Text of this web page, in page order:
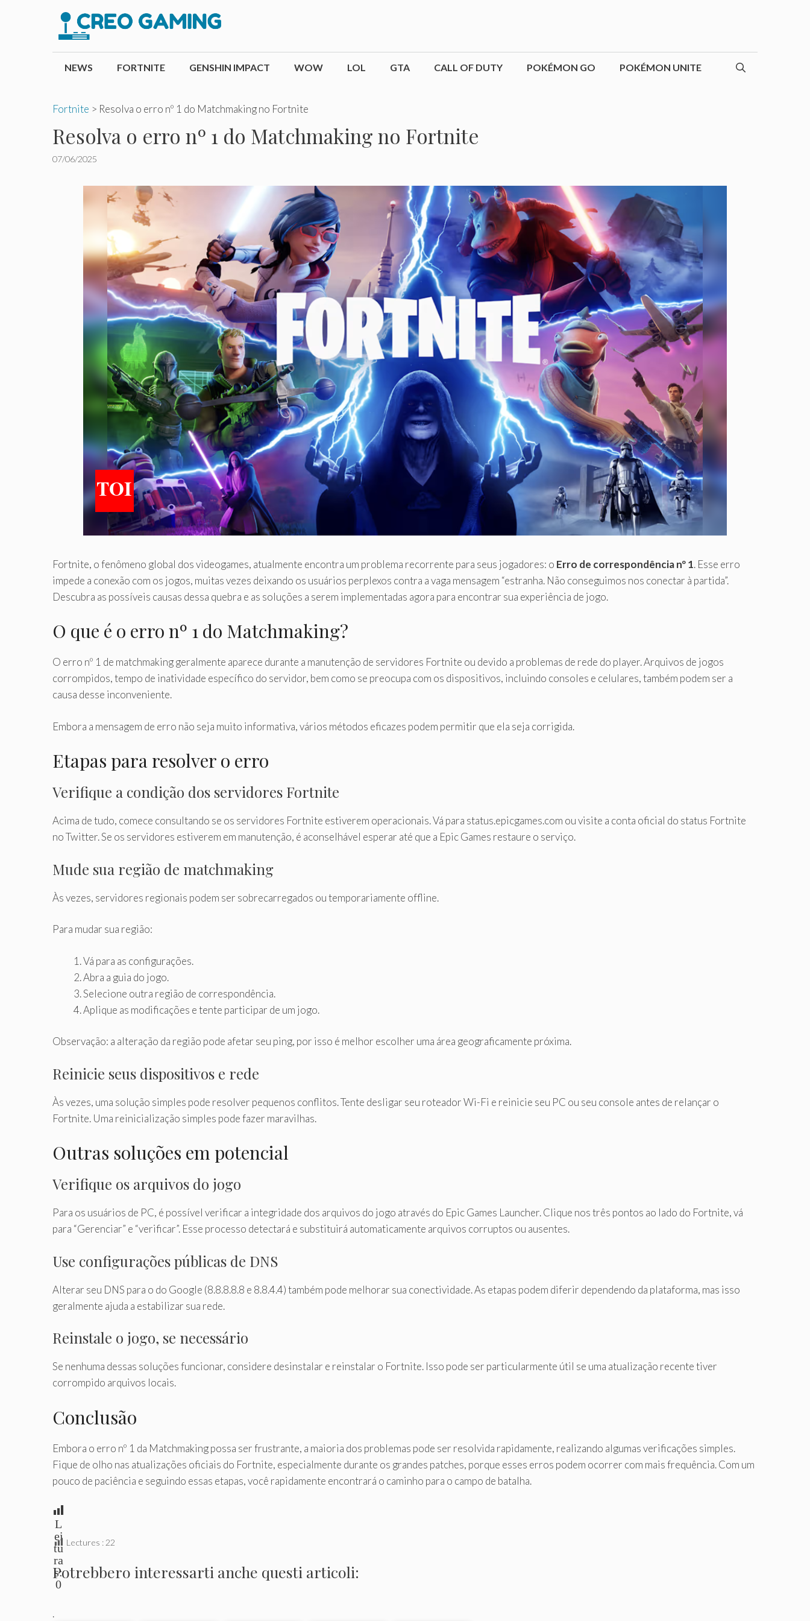
conteúdo
NEWS FORTNITE GENSHIN IMPACT WOW LOL GTA CALL OF DUTY POKÉMON GO POKÉMON UNITE
Fortnite > Resolva o erro nº 1 do Matchmaking no Fortnite
Resolva o erro nº 1 do Matchmaking no Fortnite
07/06/2025
Fortnite, o fenômeno global dos videogames, atualmente encontra um problema recorrente para seus jogadores: o Erro de correspondência nº 1. Esse erro
impede a conexão com os jogos, muitas vezes deixando os usuários perplexos contra a vaga mensagem “estranha. Não conseguimos nos conectar à partida”.
Descubra as possíveis causas dessa quebra e as soluções a serem implementadas agora para encontrar sua experiência de jogo.
O que é o erro nº 1 do Matchmaking?
O erro nº 1 de matchmaking geralmente aparece durante a manutenção de servidores Fortnite ou devido a problemas de rede do player. Arquivos de jogos
corrompidos, tempo de inatividade específico do servidor, bem como se preocupa com os dispositivos, incluindo consoles e celulares, também podem ser a
causa desse inconveniente.
Embora a mensagem de erro não seja muito informativa, vários métodos eficazes podem permitir que ela seja corrigida.
Etapas para resolver o erro
Verifique a condição dos servidores Fortnite
Acima de tudo, comece consultando se os servidores Fortnite estiverem operacionais. Vá para status.epicgames.com ou visite a conta oficial do status Fortnite
no Twitter. Se os servidores estiverem em manutenção, é aconselhável esperar até que a Epic Games restaure o serviço.
Mude sua região de matchmaking
Às vezes, servidores regionais podem ser sobrecarregados ou temporariamente offline.
Para mudar sua região:
Vá para as configurações.
Abra a guia do jogo.
Selecione outra região de correspondência.
Aplique as modificações e tente participar de um jogo.
Observação: a alteração da região pode afetar seu ping, por isso é melhor escolher uma área geograficamente próxima.
Reinicie seus dispositivos e rede
Às vezes, uma solução simples pode resolver pequenos conflitos. Tente desligar seu roteador Wi-Fi e reinicie seu PC ou seu console antes de relançar o
Fortnite. Uma reinicialização simples pode fazer maravilhas.
Outras soluções em potencial
Verifique os arquivos do jogo
Para os usuários de PC, é possível verificar a integridade dos arquivos do jogo através do Epic Games Launcher. Clique nos três pontos ao lado do Fortnite, vá
para “Gerenciar” e “verificar”. Esse processo detectará e substituirá automaticamente arquivos corruptos ou ausentes.
Use configurações públicas de DNS
Alterar seu DNS para o do Google (8.8.8.8.8 e 8.8.4.4) também pode melhorar sua conectividade. As etapas podem diferir dependendo da plataforma, mas isso
geralmente ajuda a estabilizar sua rede.
Reinstale o jogo, se necessário
Se nenhuma dessas soluções funcionar, considere desinstalar e reinstalar o Fortnite. Isso pode ser particularmente útil se uma atualização recente tiver
corrompido arquivos locais.
Conclusão
Embora o erro nº 1 da Matchmaking possa ser frustrante, a maioria dos problemas pode ser resolvida rapidamente, realizando algumas verificações simples.
Fique de olho nas atualizações oficiais do Fortnite, especialmente durante os grandes patches, porque esses erros podem ocorrer com mais frequência. Com um
pouco de paciência e seguindo essas etapas, você rapidamente encontrará o caminho para o campo de batalha.
L
ei
tu
ra
s:
0
Lectures : 22
Potrebbero interessarti anche questi articoli:
.